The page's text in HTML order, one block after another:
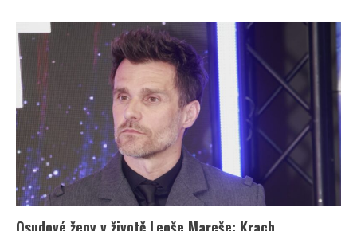
Moravec
vysvětlil
situaci
České
televize:
Peníze
vrací
Češi
přesto
lamentují
Osudové ženy v životě Leoše Mareše: Krach